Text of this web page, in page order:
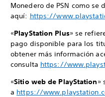
Monedero de PSN como se
aquí: https://
«PlayStation Plus» se
pago disponible para los
obtener más información
consulta https://
«Sitio web de PlayStation»
a https://